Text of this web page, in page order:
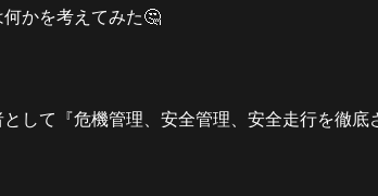
かを考えてみた🤔
して『危機管理、安全管理、安全走行を徹底